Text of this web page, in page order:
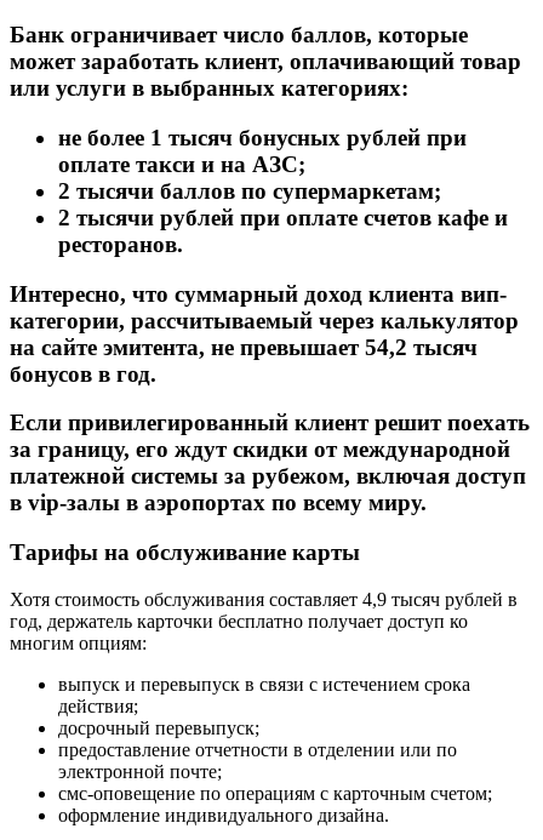
Банк ограничивает число баллов, которые
может заработать клиент, оплачивающий товар
или услуги в выбранных категориях:
не более 1 тысяч бонусных рублей при
оплате такси и на АЗС;
2 тысячи баллов по супермаркетам;
2 тысячи рублей при оплате счетов кафе и
ресторанов.
Интересно, что суммарный доход клиента вип-
категории, рассчитываемый через калькулятор
на сайте эмитента, не превышает 54,2 тысяч
бонусов в год.
Если привилегированный клиент решит поехать
за границу, его ждут скидки от международной
платежной системы за рубежом, включая доступ
в vip-залы в аэропортах по всему миру.
Тарифы на обслуживание карты
Хотя стоимость обслуживания составляет 4,9 тысяч рублей в
год, держатель карточки бесплатно получает доступ ко
многим опциям:
выпуск и перевыпуск в связи с истечением срока
действия;
досрочный перевыпуск;
предоставление отчетности в отделении или по
электронной почте;
смс-оповещение по операциям с карточным счетом;
оформление индивидуального дизайна.